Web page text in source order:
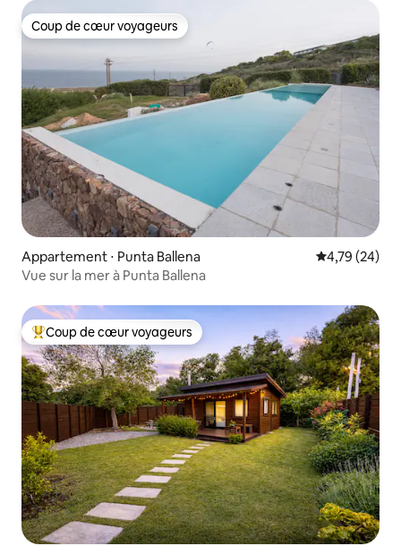
Coup de cœur voyageurs
Coup de cœur voyageurs
Appartement ⋅ Punta Ballena Évaluation
4,79 (24)
Vue sur la mer à Punta Ballena
Coups de cœur voyageurs les plus appréciés
Coup de cœur voyageurs